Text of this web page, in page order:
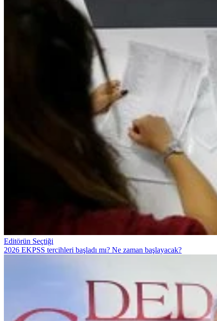
Editörün Seçtiği
2026 EKPSS tercihleri başladı mı? Ne zaman başlayacak?